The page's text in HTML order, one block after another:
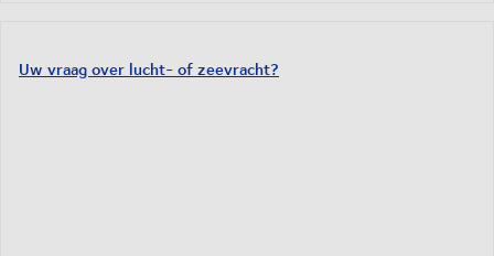
Uw vraag over lucht- of zeevracht?